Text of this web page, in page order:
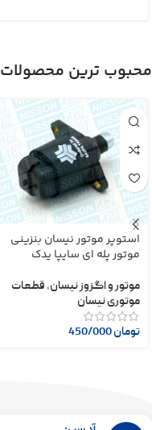
محبوب ترین محصولات
استوپر موتور نیسان بنزینی
موتور پله ای سایپا یدک
موتور و اگزوز نیسان, قطعات
موتوری نیسان
تومان